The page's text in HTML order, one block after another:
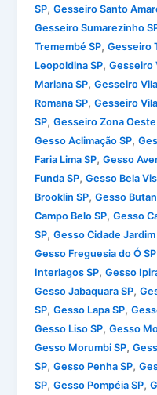
SP,Gesseiro Santo
Gesseiro Sumarezinho
Tremembé SP,Gesseiro
Leopoldina SP,Gesseiro
Mariana SP,Gesseiro
Romana SP,Gesseiro
SP,Gesseiro Zona Oeste
Gesso Aclimação SP,
Faria Lima SP,Gesso
Funda SP,Gesso Bela
Brooklin SP,Gesso
Campo Belo SP,Gesso
SP,Gesso Cidade Jardim
Gesso Freguesia do Ó SP
Interlagos SP,Gesso
Gesso Jabaquara SP,
SP,Gesso Lapa SP,
Gesso Liso SP,Gesso
Gesso Morumbi SP,
SP,Gesso Penha SP,
SP,Gesso Pompéia SP,